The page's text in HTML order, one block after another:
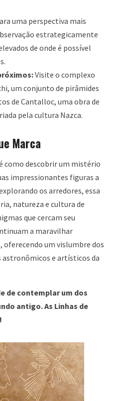
uma perspectiva mais
estrategicamente
de onde é possível
Visite o complexo
um conjunto de pirâmides
de Cantalloc, uma obra de
pela cultura Nazca.
Marca
como descobrir um mistério
impressionantes figuras a
os arredores, essa
natureza e cultura de
que cercam seu
a maravilhar
oferecendo um vislumbre dos
e artísticos da
de contemplar um dos
antigo. As Linhas de